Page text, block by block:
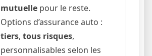
mutuelle pour le reste.
Options d’assurance auto :
tiers, tous risques,
personnalisables selon les